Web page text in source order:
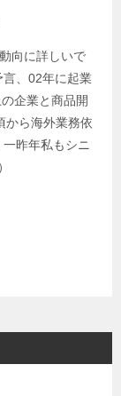
向に詳しいで
、02年に起業
企業と商品開
から海外業務依
昨年私もシニ